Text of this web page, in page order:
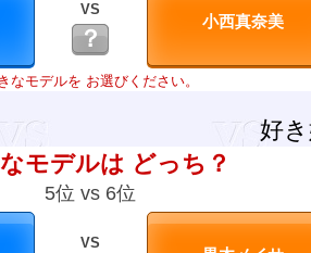
VS
？
なモデルを お選びください。
好
モデルは どっち？
5位 vs 6位
VS